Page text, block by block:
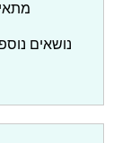
נושאים